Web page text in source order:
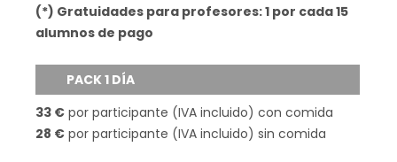
(*) Gratuidades para profesores: 1 por cada 15
alumnos de pago
PACK 1 DÍA
33 € por participante (IVA incluido) con comida
28 € por participante (IVA incluido) sin comida